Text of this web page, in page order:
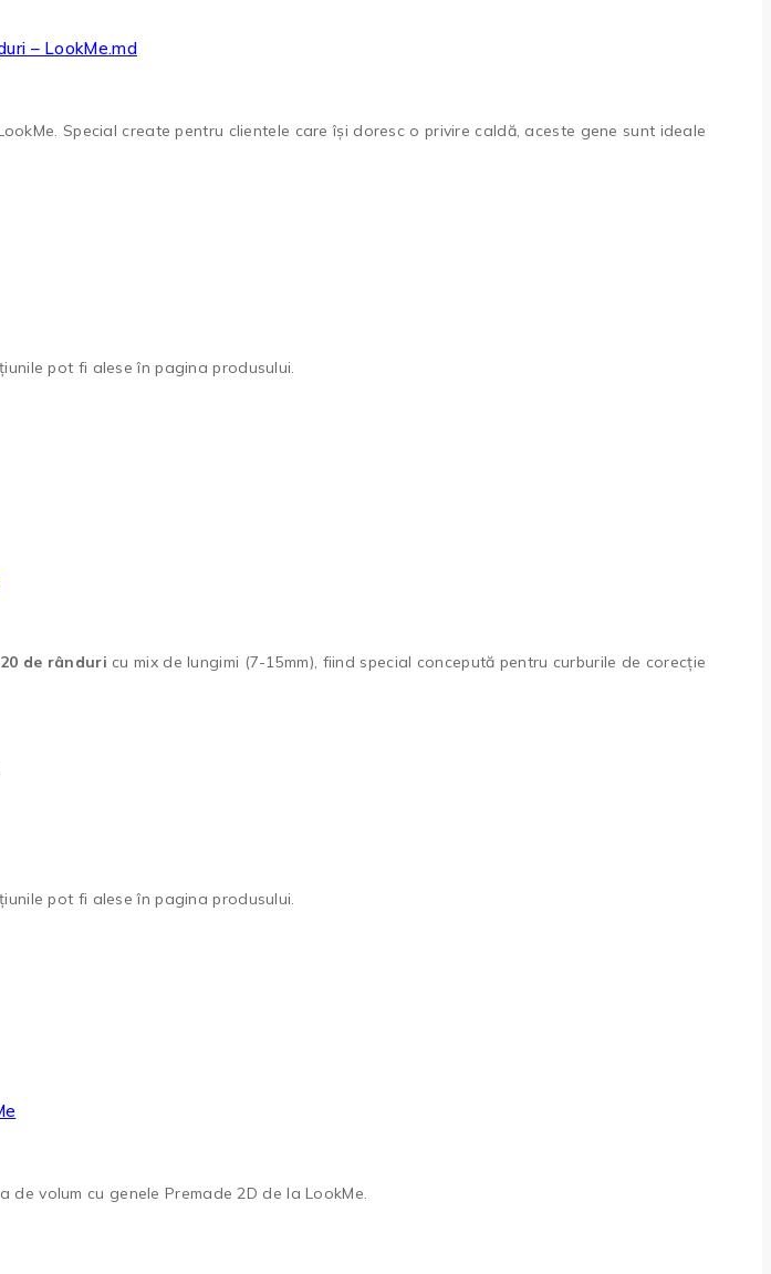
– LookMe.md
Special create pentru clientele care își doresc o privire caldă, aceste gene sunt ideale
pot fi alese în pagina produsului.
20 de rânduri cu mix de lungimi (7-15mm), fiind special concepută pentru curburile de corecție
pot fi alese în pagina produsului.
volum cu genele Premade 2D de la LookMe.